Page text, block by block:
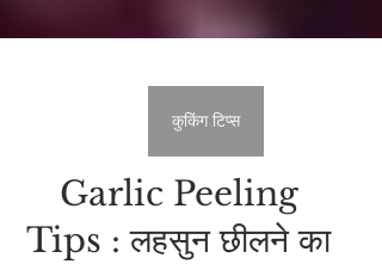
Garlic Peeling